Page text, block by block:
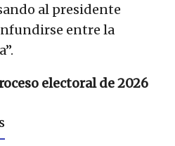
al presidente
entre la
electoral de 2026